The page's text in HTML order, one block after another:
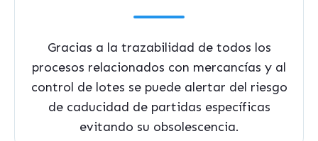
Gracias a la trazabilidad de todos los
procesos relacionados con mercancías y al
control de lotes se puede alertar del riesgo
de caducidad de partidas específicas
evitando su obsolescencia.